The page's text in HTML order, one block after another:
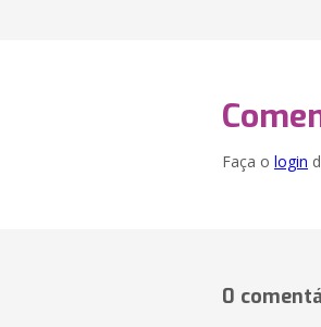
Faça o login
0